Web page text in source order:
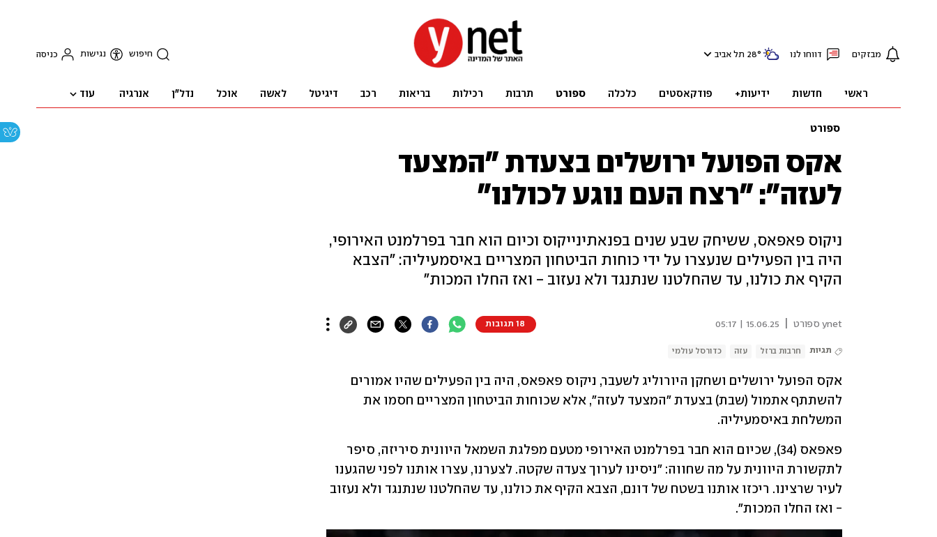
מבזקים דווחו לנו 28° תל אביב חיפוש נגישות כניסה
ראשי חדשות ידיעות+ פודקאסטים כלכלה ספורט תרבות רכילות בריאות רכב דיגיטל לאשה אוכל נדל"ן אנרגיה עוד
ספורט
אקס הפועל ירושלים בצעדת "המצעד
לעזה": "רצח העם נוגע לכולנו"
ניקוס פאפאס, ששיחק שבע שנים בפנאתינייקוס וכיום הוא חבר בפרלמנט האירופי,
היה בין הפעילים שנעצרו על ידי כוחות הביטחון המצריים באיסמעיליה: "הצבא
הקיף את כולנו, עד שהחלטנו שנתנגד ולא נעזוב - ואז החלו המכות"
ynet ספורט 15.06.25 | 05:17 18 תגובות
תגיות חרבות ברזל עזה כדורסל עולמי
המשלחת באיסמעיליה.
- ואז החלו המכות".